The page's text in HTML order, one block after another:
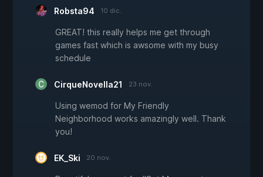
Robsta94 10 dic.
GREAT! this really helps me get through
games fast which is awsome with my busy
schedule
CirqueNovella21 23 nov.
Using wemod for My Friendly
Neighborhood works amazingly well. Thank
you!
EK_Ski 20 nov.